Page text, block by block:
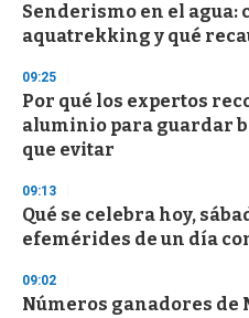
Senderismo en el agua:
aquatrekking y qué
09:25
Por qué los expertos
aluminio para guardar
que evitar
09:13
Qué se celebra hoy,
efemérides de un día
09:02
Números ganadores de